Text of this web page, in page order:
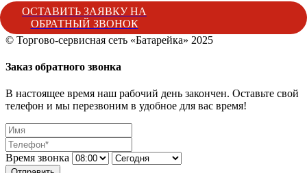
ОСТАВИТЬ ЗАЯВКУ НА
ОБРАТНЫЙ ЗВОНОК
© Торгово-сервисная сеть «Батарейка» 2025
Заказ обратного звонка
В настоящее время наш рабочий день закончен. Оставьте свой
телефон и мы перезвоним в удобное для вас время!
Время звонка